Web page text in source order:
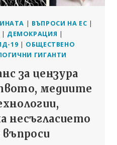
| ВЪПРОСИ НА ЕС |
| ДЕМОКРАЦИЯ |
19 | ОБЩЕСТВЕНО
ГИГАНТИ
за цензура
медиите
несъгласието